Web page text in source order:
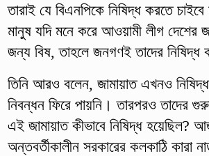
তারাই যে বিএনপিকে নিষিদ্ধ করতে চাইবে
মানুষ যদি মনে করে আওয়ামী লীগ দেশের
জন্য বিষ, তাহলে জনগণই তাদের নিষিদ্ধ
তিনি আরও বলেন, জামায়াত এখনও
নিবন্ধন ফিরে পায়নি। তারপরও তাদের
এই জামায়াত কীভাবে নিষিদ্ধ হয়েছিল?
অন্তবর্তীকালীন সরকারের কলকাঠি কারা